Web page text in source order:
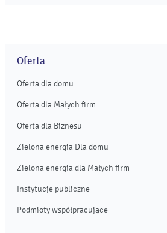
Oferta
Oferta dla domu
Oferta dla Małych firm
Oferta dla Biznesu
Zielona energia Dla domu
Zielona energia dla Małych firm
Instytucje publiczne
Podmioty współpracujące